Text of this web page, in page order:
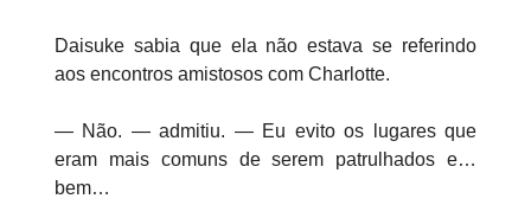
Daisuke sabia que ela não estava se referindo
aos encontros amistosos com Charlotte.
— Não. — admitiu. — Eu evito os lugares que
eram mais comuns de serem patrulhados e…
bem…